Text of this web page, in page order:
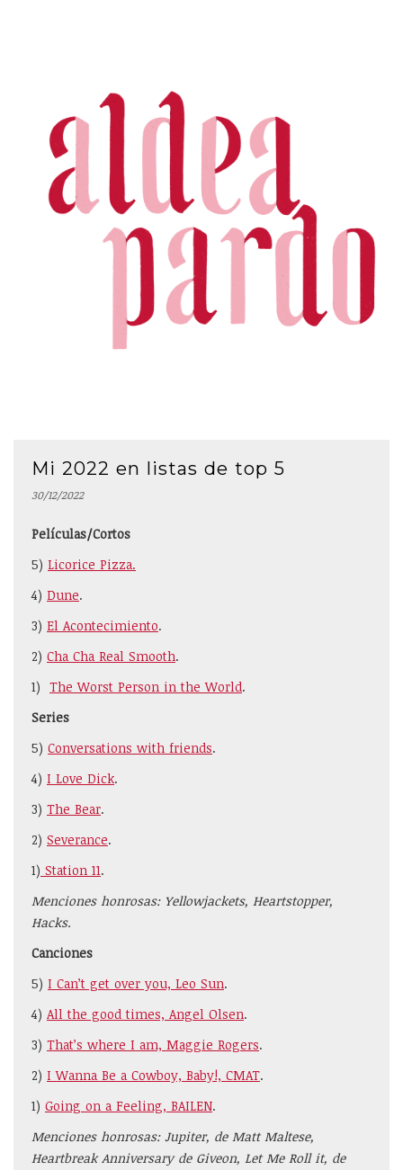
Mi 2022 en listas de top 5
30/12/2022
Películas/Cortos
5) Licorice Pizza.
4) Dune.
3) El Acontecimiento.
2) Cha Cha Real Smooth.
1) The Worst Person in the World.
Series
5) Conversations with friends.
4) I Love Dick.
3) The Bear.
2) Severance.
1) Station 11.
Menciones honrosas: Yellowjackets, Heartstopper,
Hacks.
Canciones
5) I Can’t get over you, Leo Sun.
4) All the good times, Angel Olsen.
3) That’s where I am, Maggie Rogers.
2) I Wanna Be a Cowboy, Baby!, CMAT.
1) Going on a Feeling, BAILEN.
Menciones honrosas: Jupiter, de Matt Maltese,
Heartbreak Anniversary de Giveon, Let Me Roll it, de